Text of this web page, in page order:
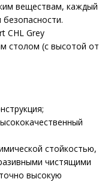
веществам, каждый
CHL Grey
столом (с высотой от
стойкостью,
чистящими
высокую